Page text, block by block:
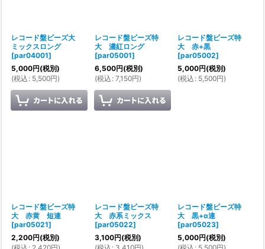
レコード盤ビーズ大
ミックスロング
[par04001]
5,000円(税別)
(税込 : 5,500円)
レコード盤ビーズ特
大 濃紅ロング
[par05001]
6,500円(税別)
(税込 : 7,150円)
レコード盤ビーズ特
大 赤+黒
[par05002]
5,000円(税別)
(税込 : 5,500円)
レコード盤ビーズ特
大 赤黄 短連
[par05021]
2,200円(税別)
(税込 : 2,420円)
レコード盤ビーズ特
大 赤系ミックス
[par05022]
3,100円(税別)
(税込 : 3,410円)
レコード盤ビーズ特
大 黒+α連
[par05023]
5,000円(税別)
(税込 : 5,500円)